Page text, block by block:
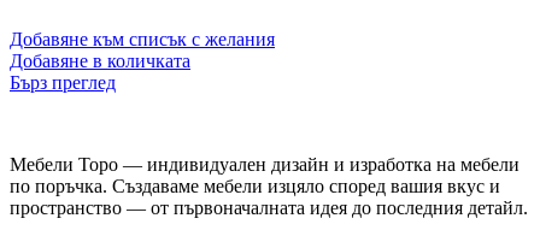
Добавяне към списък с желания
Добавяне в количката
Бърз преглед
Мебели Торо — индивидуален дизайн и изработка на мебели
по поръчка. Създаваме мебели изцяло според вашия вкус и
пространство — от първоначалната идея до последния детайл.